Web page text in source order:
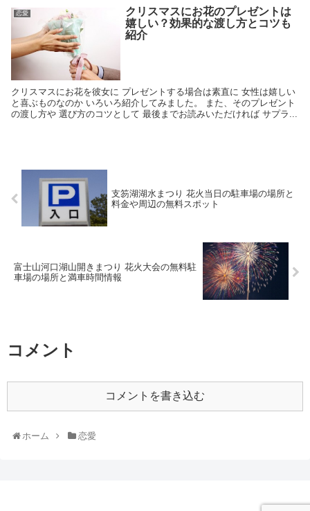
恋愛
クリスマスにお花のプレゼントは
嬉しい？効果的な渡し方とコツも
紹介
クリスマスにお花を彼女に プレゼントする場合は素直に 女性は嬉しい
と喜ぶものなのか いろいろ紹介してみました。 また、そのプレゼント
の渡し方や 選び方のコツとして 最後までお読みいただければ サプラ...
支笏湖湖水まつり 花火当日の駐車場の場所と
料金や周辺の無料スポット
富士山河口湖山開きまつり 花火大会の無料駐
車場の場所と満車時間情報
コメント
コメントを書き込む
ホーム 恋愛